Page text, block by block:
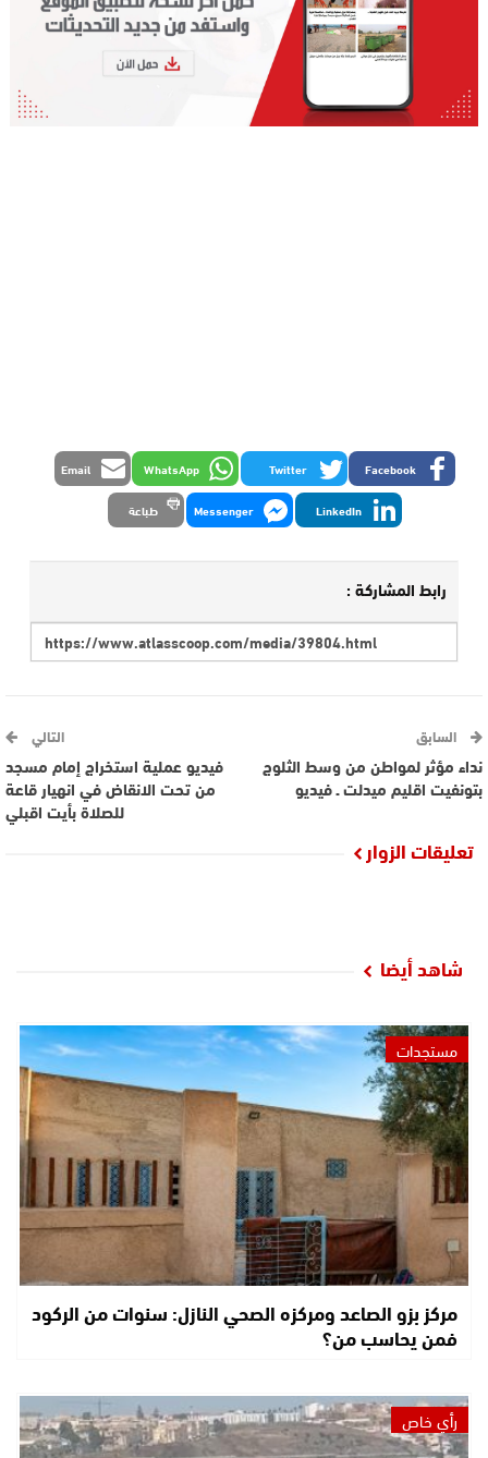
Facebook
Twitter
WhatsApp
Email
LinkedIn
Messenger طباعة
رابط المشاركة :
السابق
نداء مؤثر لمواطن من وسط الثلوج
بتونفيت اقليم ميدلت ـ فيديو
التالي
فيديو عملية استخراج إمام مسجد
من تحت الانقاض في انهيار قاعة
للصلاة بأيت اقبلي
تعليقات الزوار
شاهد أيضا
مستجدات
مركز بزو الصاعد ومركزه الصحي النازل: سنوات من الركود
فمن يحاسب من؟
رأي خاص